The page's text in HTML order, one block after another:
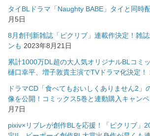
タイBLドラマ「Naughty BABE」タイと同時
月5日
8月創刊新雑誌「ピクリブ」連載作決定！雑
ンも 2023年8月21日
累計1000万DL超の大人気オリジナルBLコミ
樋口幸平、増子敦貴主演でTVドラマ化決定！
ドラマCD「食べてもおいしくありません2」
像を公開！コミックス5巻と連動購入キャン
月7日
pixiv×リブレが創作BLを応援！「ピクリブ」